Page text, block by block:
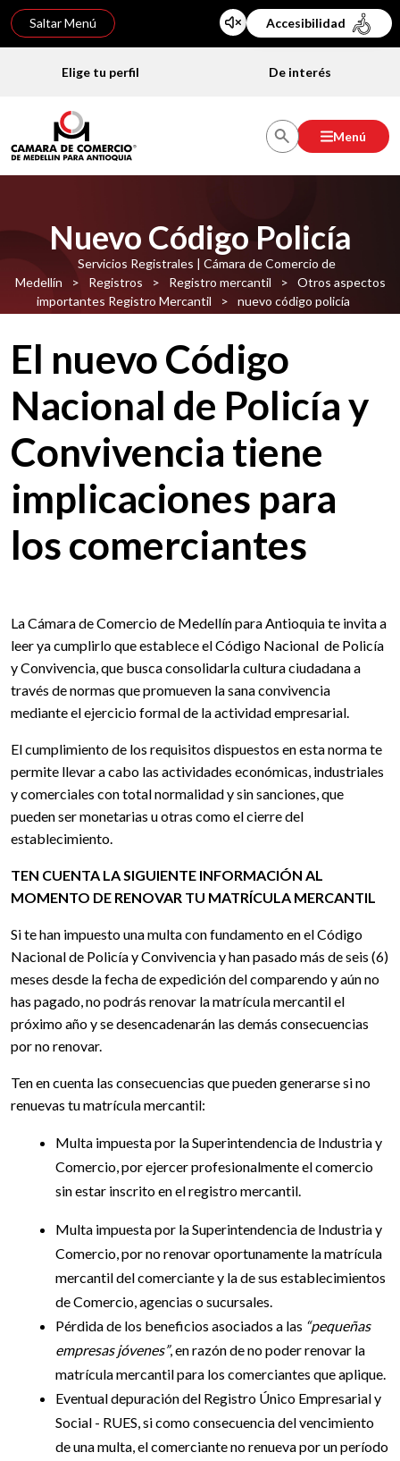
Saltar Menú Accesibilidad
Elige tu perfil De interés
Menú
Nuevo Código Policía
Servicios Registrales | Cámara de Comercio de
Medellín
> Registros > Registro mercantil >
Otros aspectos
importantes Registro Mercantil
> nuevo código policía
El nuevo Código
Nacional de Policía y
Convivencia tiene
implicaciones para
los comerciantes
La Cámara de Comercio de Medellín para Antioquia te invita a
leer ya cumplirlo que establece el Código Nacional de Policía
y Convivencia, que busca consolidarla cultura ciudadana a
través de normas que promueven la sana convivencia
mediante el ejercicio formal de la actividad empresarial.
El cumplimiento de los requisitos dispuestos en esta norma te
permite llevar a cabo las actividades económicas, industriales
y comerciales con total normalidad y sin sanciones, que
pueden ser monetarias u otras como el cierre del
establecimiento.
TEN CUENTA LA SIGUIENTE INFORMACIÓN AL
MOMENTO DE RENOVAR TU MATRÍCULA MERCANTIL
Si te han impuesto una multa con fundamento en el Código
Nacional de Policía y Convivencia y han pasado más de seis (6)
meses desde la fecha de expedición del comparendo y aún no
has pagado, no podrás renovar la matrícula mercantil el
próximo año y se desencadenarán las demás consecuencias
por no renovar.
Ten en cuenta las consecuencias que pueden generarse si no
renuevas tu matrícula mercantil:
Multa impuesta por la Superintendencia de Industria y
Comercio, por ejercer profesionalmente el comercio
sin estar inscrito en el registro mercantil.
Multa impuesta por la Superintendencia de Industria y
Comercio, por no renovar oportunamente la matrícula
mercantil del comerciante y la de sus establecimientos
de Comercio, agencias o sucursales.
Pérdida de los beneficios asociados a las “pequeñas
empresas jóvenes”, en razón de no poder renovar la
matrícula mercantil para los comerciantes que aplique.
Eventual depuración del Registro Único Empresarial y
Social - RUES, si como consecuencia del vencimiento
de una multa, el comerciante no renueva por un período